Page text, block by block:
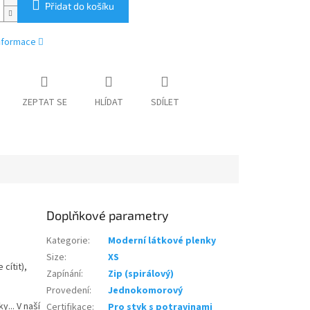
Přidat do košíku
ZEPTAT SE HLÍDAT SDÍLET
cítit),
V naší
Doplňkové parametry
Kategorie:
Moderní látkové plenky
Size:
XS
Zapínání:
Zip (spirálový)
Provedení:
Jednokomorový
Certifikace: Pro styk s potravinami